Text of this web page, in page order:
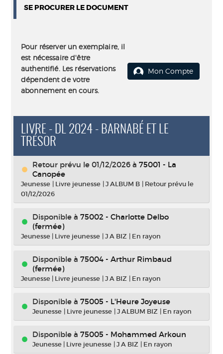
SE PROCURER LE DOCUMENT
Pour réserver un exemplaire, il
est nécessaire d'être
authentifié. Les réservations
dépendent de votre
abonnement en cours.
Mon Compte
LIVRE - DL 2024 - BARNABÉ ET LE
TRÉSOR
Retour prévu le 01/12/2026 à 75001 - La
Canopée
Jeunesse | Livre jeunesse |J ALBUM B | Retour prévu le
01/12/2026
Disponible à 75002 - Charlotte Delbo
(fermée)
Jeunesse | Livre jeunesse |J A BIZ | En rayon
Disponible à 75004 - Arthur Rimbaud
(fermée)
Jeunesse | Livre jeunesse |J A BIZ | En rayon
Disponible à 75005 - L'Heure Joyeuse
Jeunesse | Livre jeunesse |J ALBUM BIZ | En rayon
Disponible à 75005 - Mohammed Arkoun
Jeunesse | Livre jeunesse |J A BIZ | En rayon